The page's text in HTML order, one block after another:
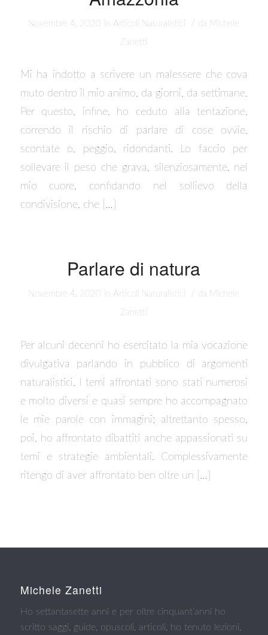
Novembre 4, 2020 in Articoli Naturalistici / da Michele
Zanetti
Mi ha indotto a scrivere un malessere che cova
muto dentro il mio animo, da giorni, da settimane.
Per questo, infine, ho ceduto alla tentazione,
correndo il rischio di parlare di cose ovvie,
scontate o, peggio, ridondanti. Lo faccio per
sollevare il peso che grava, silenziosamente, nel
mio cuore, confidando nel sollievo della
condivisione, che […]
Parlare di natura
Novembre 4, 2020 in Articoli Naturalistici / da Michele
Zanetti
Per alcuni decenni ho esercitato la mia vocazione
divulgativa parlando in pubblico di argomenti
naturalistici. I temi affrontati sono stati numerosi
e molto diversi e quasi sempre ho accompagnato
le mie parole con immagini; altrettanto spesso,
poi, ho affrontato dibattiti anche appassionati su
temi e strategie ambientali. Complessivamente
ritengo di aver affrontato ben oltre un […]
Michele Zanetti
Ho settantasette anni e per oltre cinquant’anni ho
scritto saggi, guide, opuscoli, articoli, ho tenuto lezioni,